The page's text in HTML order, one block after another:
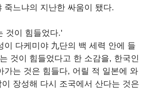
죽느냐의 지난한 싸움이 됐다.
것이 힘들었다.'
이 다케미야 九단의 백 세력 안에 들
것이 힘들었다고 한 소감을, 한국인
가는 것은 힘들다, 어릴 적 일본에 와
장성해 다시 조국에서 산다는 것은